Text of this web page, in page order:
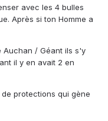
avec les 4 bulles
Après si ton Homme a
Auchan / Géant ils s'y
il y en avait 2 en
protections qui gène